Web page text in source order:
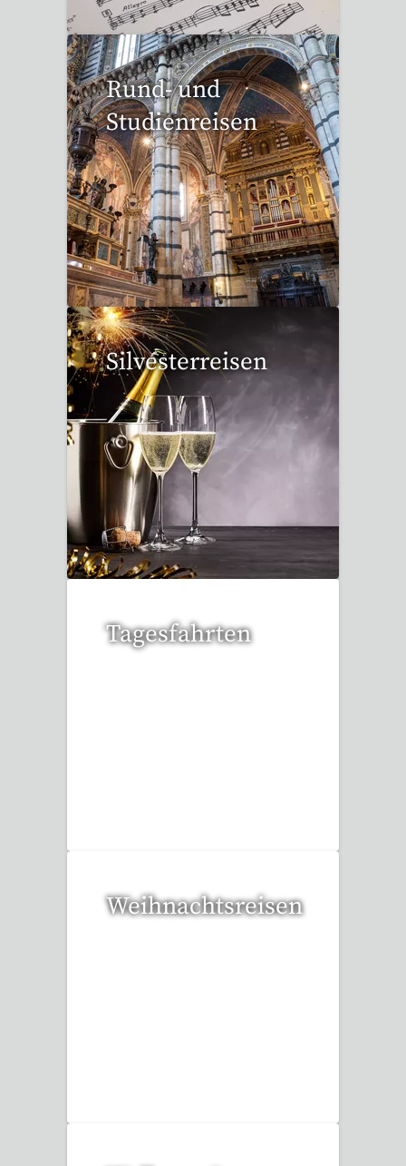
Rund- und
Studienreisen
109 Reisen gefunden
Silvesterreisen
32 Reisen gefunden
Tagesfahrten
Weihnachtsreisen